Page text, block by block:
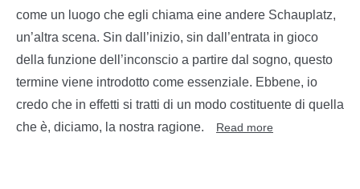
come un luogo che egli chiama eine andere Schauplatz,
un’altra scena. Sin dall’inizio, sin dall’entrata in gioco
della funzione dell’inconscio a partire dal sogno, questo
termine viene introdotto come essenziale. Ebbene, io
credo che in effetti si tratti di un modo costituente di quella
che è, diciamo, la nostra ragione.
Read more